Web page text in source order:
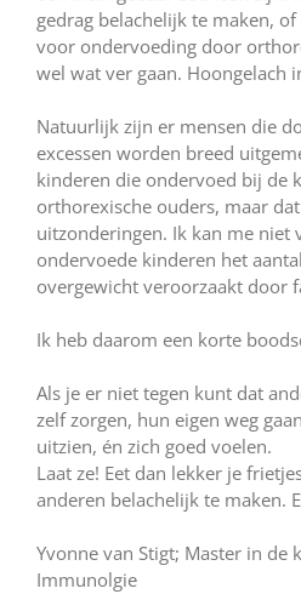
gedrag belachelijk te maken,
voor ondervoeding door
wel wat ver gaan. Hoongelach
Natuurlijk zijn er mensen die
excessen worden breed
kinderen die ondervoed bij de
orthorexische ouders, maar
uitzonderingen. Ik kan me niet
ondervoede kinderen het
overgewicht veroorzaakt door
Ik heb daarom een korte
Als je er niet tegen kunt dat
zelf zorgen, hun eigen weg
uitzien, én zich goed voelen.
Laat ze! Eet dan lekker je
anderen belachelijk te maken.
Yvonne van Stigt; Master in de
Immunolgie